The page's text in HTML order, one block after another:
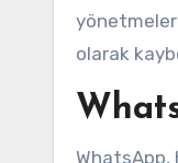
olarak
WhatsApp,